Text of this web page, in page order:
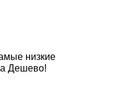
низкие
Дешево!